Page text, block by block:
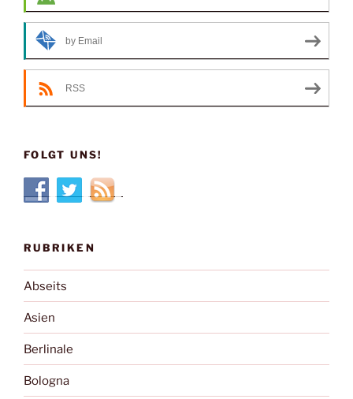
by Email
RSS
FOLGT UNS!
RUBRIKEN
Abseits
Asien
Berlinale
Bologna